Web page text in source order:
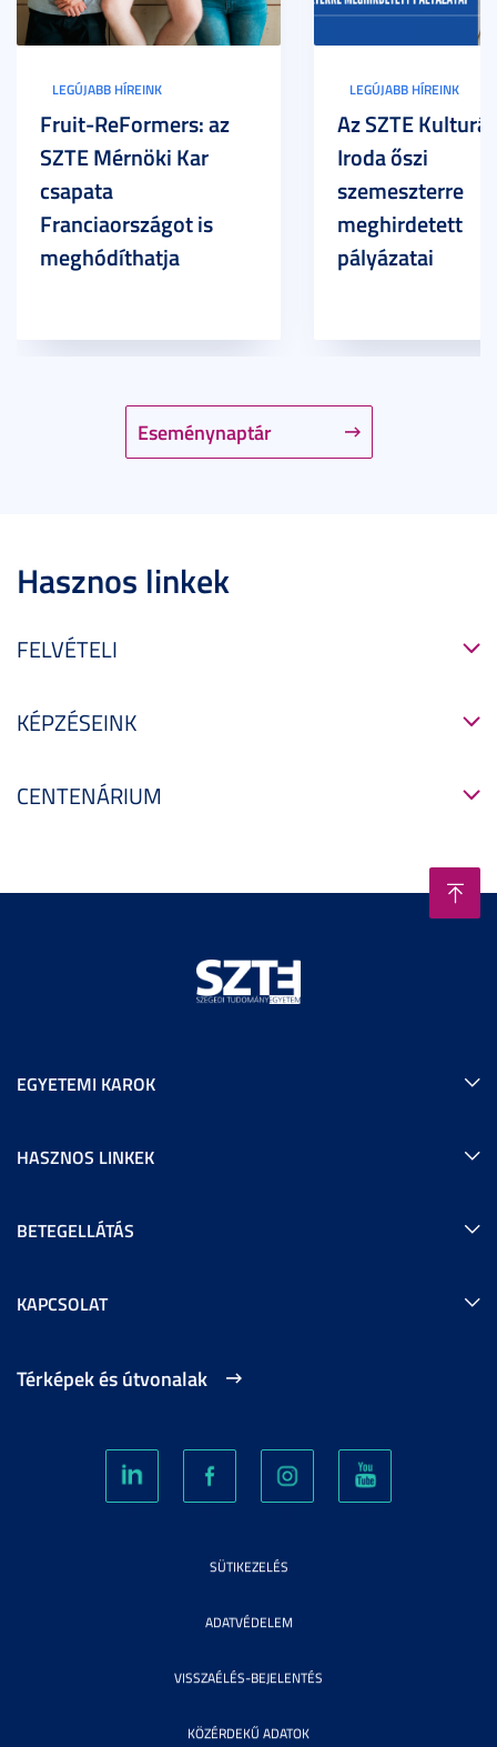
Eseménynaptár
LEGÚJABB HÍREINK
Fruit-ReFormers: az
SZTE Mérnöki Kar
csapata
Franciaországot is
meghódíthatja
LEGÚJABB HÍREINK
Az SZTE
Iroda őszi
szemeszterre
meghirdetett
pályázatai
Hasznos linkek
FELVÉTELI
KÉPZÉSEINK
CENTENÁRIUM
EGYETEMI KAROK
HASZNOS LINKEK
BETEGELLÁTÁS
KAPCSOLAT
Térképek és útvonalak
SÜTIKEZELÉS
ADATVÉDELEM
VISSZAÉLÉS-BEJELENTÉS
KÖZÉRDEKŰ ADATOK